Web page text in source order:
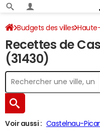
Budgets des villes
Recettes 2024
Recettes de
(31430)
Voir aussi : Castelnau-